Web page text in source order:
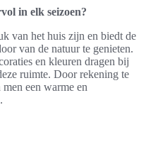
in elk seizoen?
van het huis zijn en biedt de
van de natuur te genieten.
en kleuren dragen bij
ruimte. Door rekening te
een warme en